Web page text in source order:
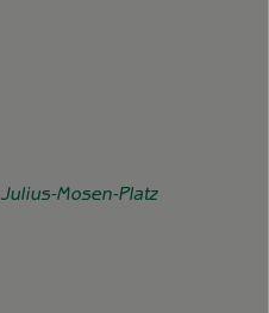
Mosen-Platz